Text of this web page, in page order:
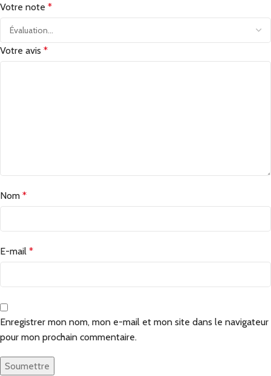
Votre note *
Votre avis *
Nom *
E-mail *
Enregistrer mon nom, mon e-mail et mon site dans le navigateur
pour mon prochain commentaire.